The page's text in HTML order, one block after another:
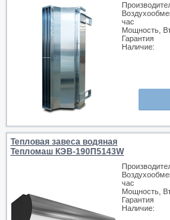
час
Мощность,
Гарантия
Наличие:
Тепловая завеса водяная
Тепломаш КЭВ-190П5143W
час
Мощность,
Гарантия
Наличие: